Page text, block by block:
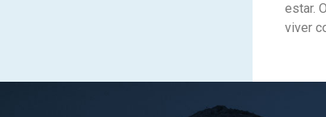
estar.
viver